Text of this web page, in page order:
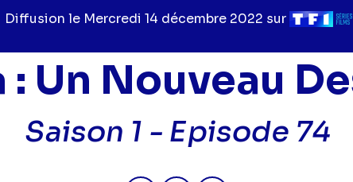
Diffusion le Jour
diffusion
Mercredi 14 décembre 2022 sur Chaîne
diffusion
: Un Nouveau
Saison 1 - Episode 74